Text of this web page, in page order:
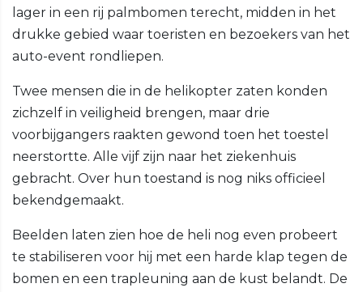
lager in een rij palmbomen terecht, midden in het
drukke gebied waar toeristen en bezoekers van het
auto-event rondliepen.
Twee mensen die in de helikopter zaten konden
zichzelf in veiligheid brengen, maar drie
voorbijgangers raakten gewond toen het toestel
neerstortte. Alle vijf zijn naar het ziekenhuis
gebracht. Over hun toestand is nog niks officieel
bekendgemaakt.
Beelden laten zien hoe de heli nog even probeert
te stabiliseren voor hij met een harde klap tegen de
bomen en een trapleuning aan de kust belandt. De